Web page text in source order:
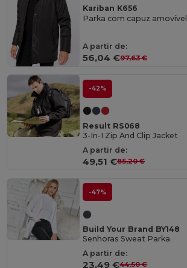
Kariban K656
Parka com capuz amovível
A partir de:
56,04 €97,63 €
-42%
Result RS068
3-In-I Zip And Clip Jacket
A partir de:
49,51 €85,20 €
-47%
Build Your Brand BY148
Senhoras Sweat Parka
A partir de:
23,49 €44,50 €